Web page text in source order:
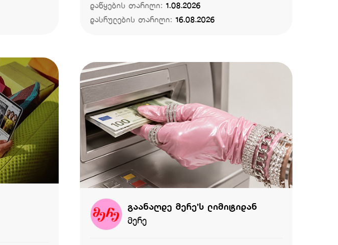
პირობები:
დაწყების თარიღი: 1.08.2026
დასრულების თარიღი: 16.08.2026
გაანაღდე მერე'ს ლიმიტიდან
მერე